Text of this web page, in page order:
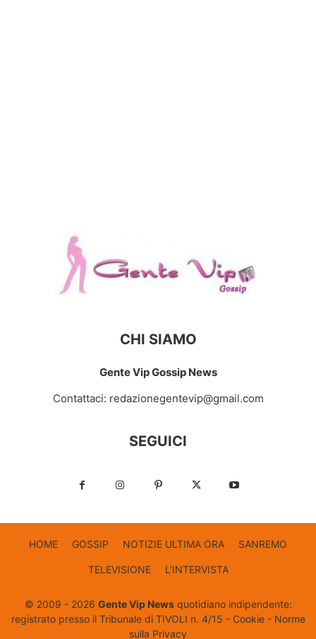
CHI SIAMO
Gente Vip Gossip News
Contattaci: redazionegentevip@gmail.com
SEGUICI
HOME GOSSIP NOTIZIE ULTIMA ORA SANREMO
TELEVISIONE L’INTERVISTA
© 2009 - 2026 Gente Vip Newsquotidiano indipendente:
registrato presso il Tribunale di TIVOLI n. 4/15 - Cookie- Norme
sulla Privacy